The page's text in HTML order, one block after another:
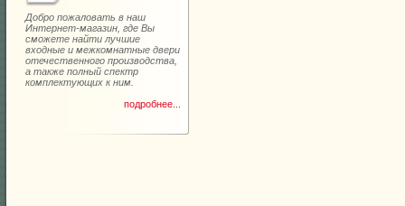
Добро пожаловать в наш
Интернет-магазин, где Вы
сможете найти лучшие
входные и межкомнатные двери
отечественного производства,
а также полный спектр
комплектующих к ним.
подробнее...